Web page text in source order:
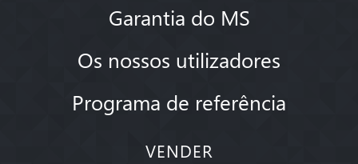
Garantia do MS
Os nossos utilizadores
Programa de referência
VENDER